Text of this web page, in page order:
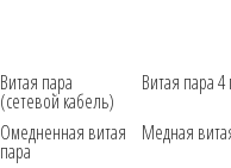
Витая пара
(сетевой кабель)
Витая пара
Омедненная витая
пара
Медная